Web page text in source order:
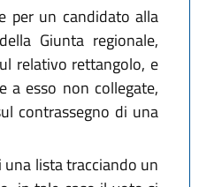
per un candidato alla
Giunta regionale,
relativo rettangolo, e
a esso non collegate,
contrassegno di una
lista tracciando un